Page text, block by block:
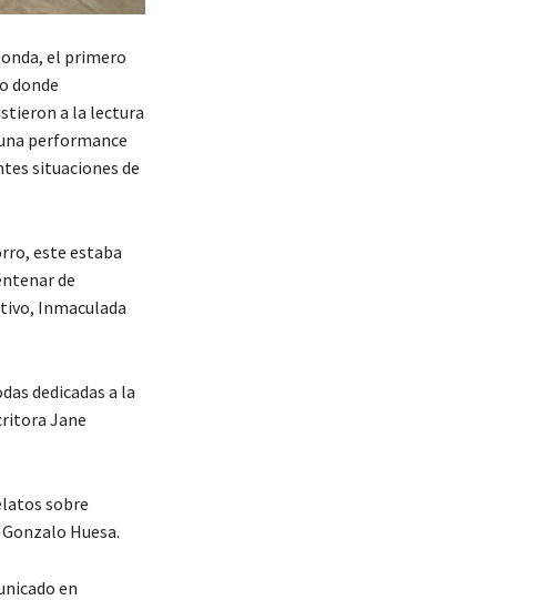
el primero
donde
a la lectura
performance
situaciones de
este estaba
de
Inmaculada
dedicadas a la
Jane
sobre
Huesa.
en